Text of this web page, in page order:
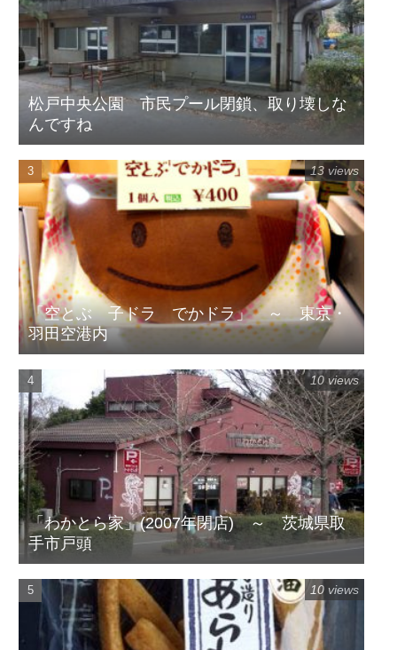
松戸中央公園 市民プール閉鎖、取り壊しな
んですね
「空とぶ 子ドラ でかドラ」 ～ 東京・
羽田空港内
13 views
「わかとら家」(2007年閉店) ～ 茨城県取
手市戸頭
10 views
10 views